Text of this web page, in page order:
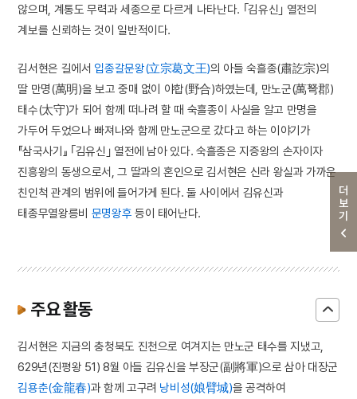
더보기
않으며, 계통도 무력과 세종으로 다르게 나타난다. ｢김유신｣ 열전의
계보를 신뢰하는 것이 일반적이다.
김서현은 길에서 입종갈문왕(立宗葛文王)의 아들 숙흘종(肅訖宗)의
딸 만명(萬明)을 보고 중매 없이 야합(野合)하였는데, 만노군(萬弩郡)
태수(太守)가 되어 함께 떠나려 할 때 숙흘종이 사실을 알고 만명을
가두어 두었으나 빠져나와 함께 만노군으로 갔다고 하는 이야기가
『삼국사기』 ｢김유신｣ 열전에 남아 있다. 숙흘종은 지증왕의 손자이자
진흥왕의 동생으로서, 그 딸과의 혼인으로 김서현은 신라 왕실과 가까운
친인척 관계의 범위에 들어가게 된다. 둘 사이에서 김유신과
태종무열왕릉비 문명왕후 등이 태어난다.
주요 활동
김서현은 지금의 충청북도 진천으로 여겨지는 만노군 태수를 지냈고,
629년(진평왕 51) 8월 아들 김유신을 부장군(副將軍)으로 삼아 대장군
김용춘(金龍春)과 함께 고구려 낭비성(娘臂城)을 공격하여